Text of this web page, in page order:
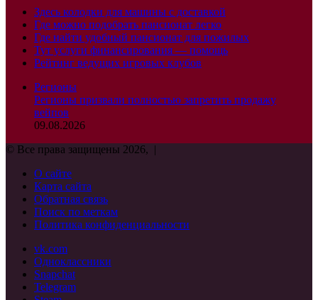
Здесь колодки для машины с доставкой
Где можно подобрать пансионат легко
Где найти удобный пансионат для пожилых
Тут услуги финансирования — помощь
Рейтинг ведущих игровых клубов
Регионы
Регионы призвали полностью запретить продажу
вейпов
09.08.2026
© Все права защищены 2026, |
О сайте
Карта сайта
Обратная связь
Поиск по меткам
Политика конфиденциальности
vk.com
Одноклассники
Snapchat
Telegram